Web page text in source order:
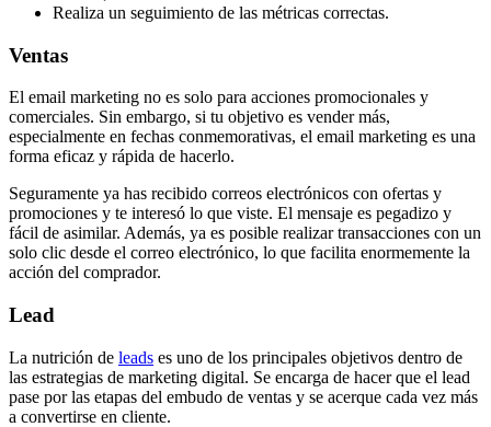
Realiza un seguimiento de las métricas correctas.
Ventas
El email marketing no es solo para acciones promocionales y
comerciales. Sin embargo, si tu objetivo es vender más,
especialmente en fechas conmemorativas, el email marketing es una
forma eficaz y rápida de hacerlo.
Seguramente ya has recibido correos electrónicos con ofertas y
promociones y te interesó lo que viste. El mensaje es pegadizo y
fácil de asimilar. Además, ya es posible realizar transacciones con un
solo clic desde el correo electrónico, lo que facilita enormemente la
acción del comprador.
Lead
La nutrición de leads es uno de los principales objetivos dentro de
las estrategias de marketing digital. Se encarga de hacer que el lead
pase por las etapas del embudo de ventas y se acerque cada vez más
a convertirse en cliente.